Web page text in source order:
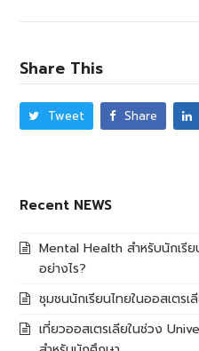
Share This
Tweet Share
Recent NEWS
Mental Health สำหรับนักเรี
อย่างไร?
ชุมชนนักเรียนไทยในออสเตรเ
เที่ยวออสเตรเลียในช่วง